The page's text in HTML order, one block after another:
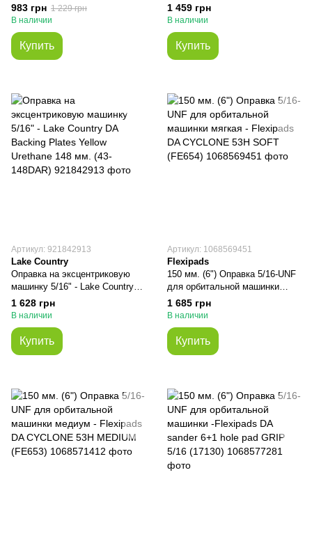
DA Backing Plates Yellow
Urethane 85 мм. (43-085DA)
983 грн 1 229 грн
В наличии
Купить
DA Backing Plates Yellow
Urethane 125 мм. (43-125DAR)
1 459 грн
В наличии
Купить
Артикул: 921842913
Lake Country
Оправка на эксцентриковую
машинку 5/16" - Lake Country
DA Backing Plates Yellow
Urethane 148 мм. (43-148DAR)
1 628 грн
В наличии
Купить
Артикул: 1068569451
Flexipads
150 мм. (6") Оправка 5/16-UNF
для орбитальной машинки
мягкая - Fleхipads DA
CYCLONE 53H SOFT (FE654)
1 685 грн
В наличии
Купить